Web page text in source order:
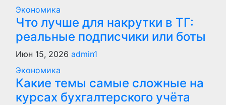
Экономика
Что лучше для накрутки в ТГ:
реальные подписчики или боты
Июн 15, 2026 admin1
Экономика
Какие темы самые сложные на
курсах бухгалтерского учёта